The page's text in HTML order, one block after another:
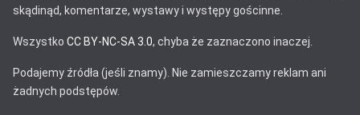
skądinąd, komentarze, wystawy i występy gościnne.
Wszystko CC BY-NC-SA 3.0, chyba że zaznaczono inaczej.
Podajemy źródła (jeśli znamy). Nie zamieszczamy reklam ani
żadnych podstępów.